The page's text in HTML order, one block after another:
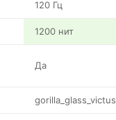
120 Гц
1200 нит
Да
gorilla_glass_victus